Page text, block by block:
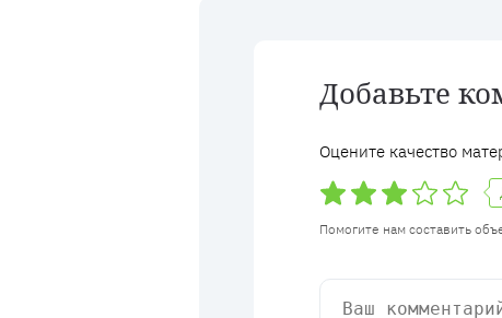
Добавьте
Оцените качество
Помогите нам составить